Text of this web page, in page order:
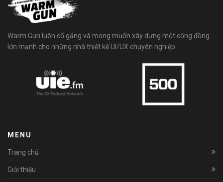
Warm Gun luôn cố gắng và mong muốn xây dựng một cộng đồng
lớn mạnh cho những nhà thiết kế UI/UX chuyên nghiệp.
MENU
Trang chủ
Giới thiệu